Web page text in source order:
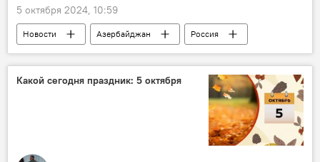
5 октября 2024, 10:59
Новости Азербайджан
Россия
МИД России
Сергей Лавров
Политика
Какой сегодня праздник: 5 октября